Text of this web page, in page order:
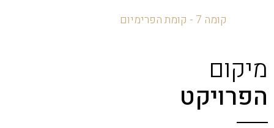
קומה 7 - קומת הפרימיום
מיקום
הפרויקט